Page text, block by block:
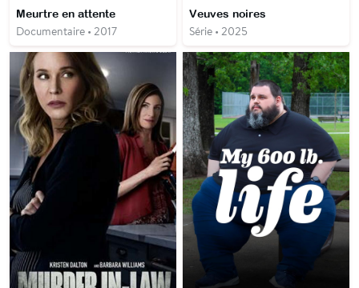
Meurtre en attente
Documentaire • 2017
Veuves noires
Série • 2025